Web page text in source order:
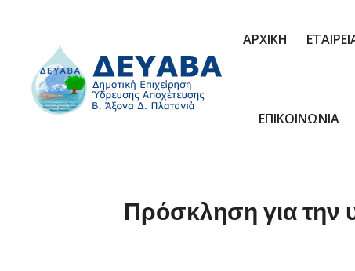
ΑΡΧΙΚΗ
ΕΠΙΚΟΙΝΩΝΙΑ
Πρόσκληση για την